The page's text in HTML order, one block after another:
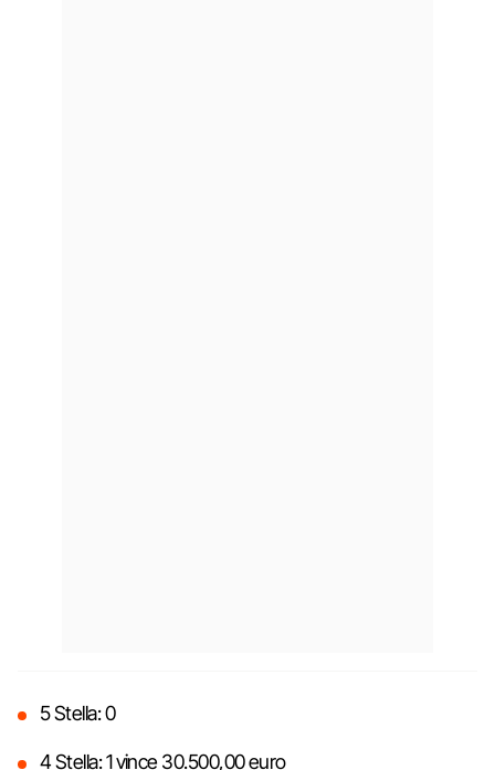
5 Stella: 0
4 Stella: 1 vince 30.500,00 euro